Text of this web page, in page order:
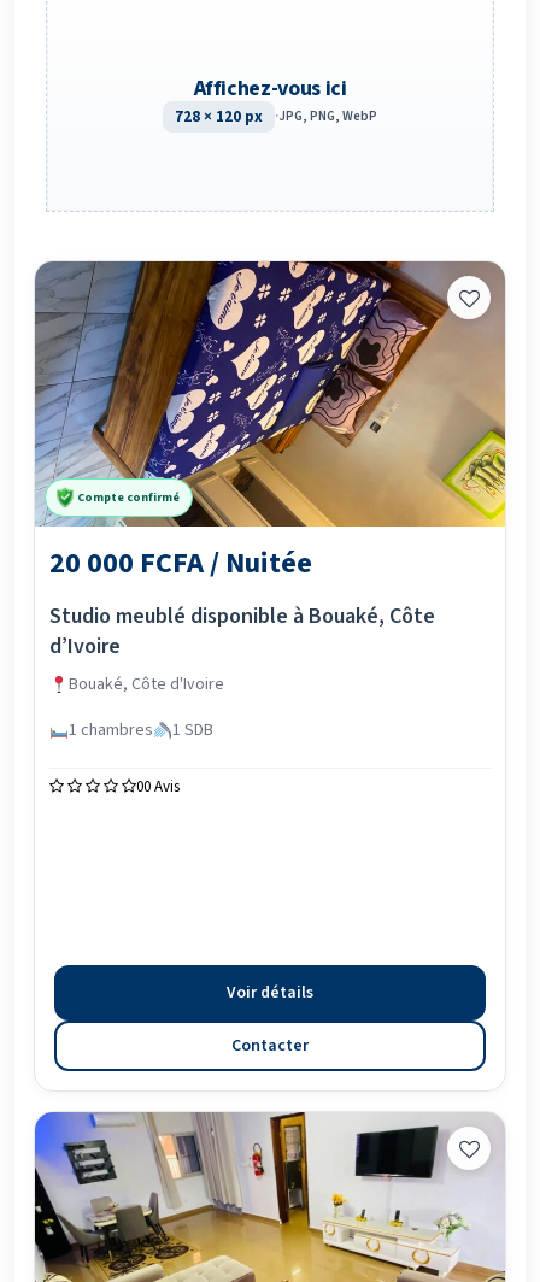
Affichez-vous ici
728 × 120 px ·JPG, PNG, WebP
Compte confirmé
20 000 FCFA / Nuitée
Studio meublé disponible à Bouaké, Côte
d’Ivoire
Bouaké, Côte d'Ivoire
1 chambres
1 SDB
00 Avis
Voir détails
Contacter